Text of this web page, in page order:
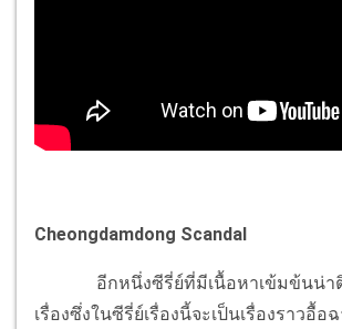
Cheongdamdong Scandal
อีกหนึ่งซีรี่ย์ที่มีเนื้อหาเข้มข้นน่าติ
เรื่องซึ่งในซีรี่ย์เรื่องนี้จะเป็นเรื่องราวอื้อ